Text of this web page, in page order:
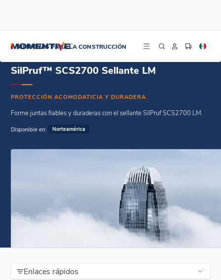
SILICONAS PARA LA CONSTRUCCIÓN
SilPruf™ SCS2700 Sellante LM
PROTECCIÓN ACOMODATICIA Y DURADERA.
Forme juntas fiables y duraderas con el sellante SilPruf SCS2700 LM.
Disponible en: Norteamérica
Enlaces rápidos